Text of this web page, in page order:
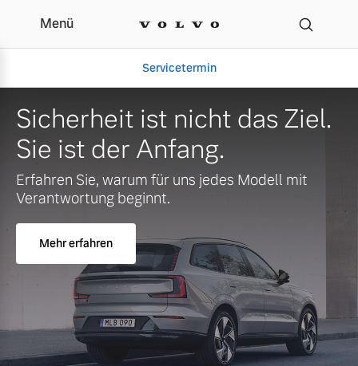
Ihr Volvo
Menü
Servicetermin
Aktuelle Zubehörangebote
Gebrauchtwagen
Über uns
Unser Team
Sicherheit ist nicht das Ziel.
Sie ist der Anfang.
Erfahren Sie, warum für uns jedes Modell mit
Verantwortung beginnt.
Mehr erfahren